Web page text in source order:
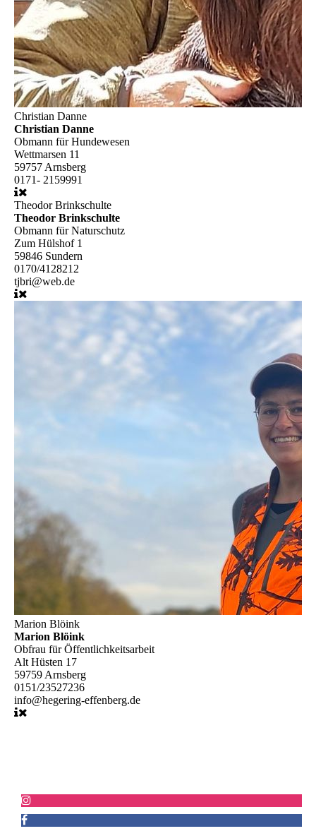
Christian Danne
Christian Danne
Obmann für Hundewesen
Wettmarsen 11
59757 Arnsberg
0171- 2159991
Theodor Brinkschulte
Theodor Brinkschulte
Obmann für Naturschutz
Zum Hülshof 1
59846 Sundern
0170/4128212
tjbri@web.de
Marion Blöink
Marion Blöink
Obfrau für Öffentlichkeitsarbeit
Alt Hüsten 17
59759 Arnsberg
0151/23527236
info@hegering-effenberg.de